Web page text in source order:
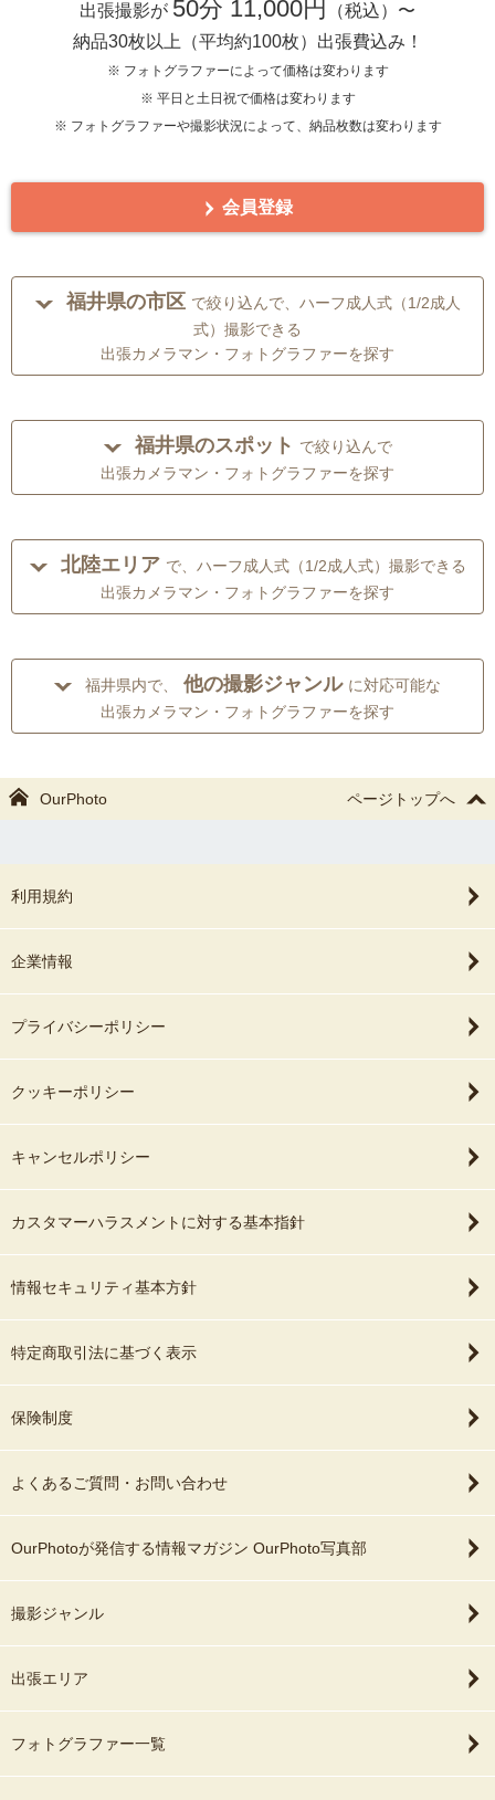
出張撮影が 50分 11,000円
（税込）〜
納品30枚以上（平均約100枚）出張費込み！
※ フォトグラファーによって価格は変わります
※ 平日と土日祝で価格は変わります
※ フォトグラファーや撮影状況によって、納品枚数は変わります
会員登録
福井県の市区 で絞り込んで、ハーフ成人式（1/2成人
式）撮影できる
出張カメラマン・フォトグラファーを探す
福井県のスポット で絞り込んで
出張カメラマン・フォトグラファーを探す
北陸エリア で、ハーフ成人式（1/2成人式）撮影できる
出張カメラマン・フォトグラファーを探す
福井県内で、 他の撮影ジャンル に対応可能な
出張カメラマン・フォトグラファーを探す
OurPhoto ページトップへ
利用規約
企業情報
プライバシーポリシー
クッキーポリシー
キャンセルポリシー
カスタマーハラスメントに対する基本指針
情報セキュリティ基本方針
特定商取引法に基づく表示
保険制度
よくあるご質問・お問い合わせ
OurPhotoが発信する情報マガジン OurPhoto写真部
撮影ジャンル
出張エリア
フォトグラファー一覧